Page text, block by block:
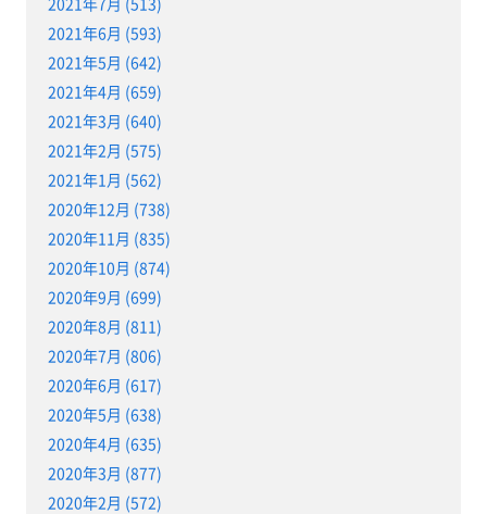
2021年6月 (593)
2021年5月 (642)
2021年4月 (659)
2021年3月 (640)
2021年2月 (575)
2021年1月 (562)
2020年12月 (738)
2020年11月 (835)
2020年10月 (874)
2020年9月 (699)
2020年8月 (811)
2020年7月 (806)
2020年6月 (617)
2020年5月 (638)
2020年4月 (635)
2020年3月 (877)
2020年2月 (572)